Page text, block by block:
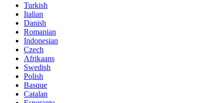
Turkish
Italian
Danish
Romanian
Indonesian
Czech
Afrikaans
Swedish
Polish
Basque
Catalan